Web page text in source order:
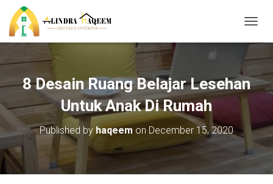
O
L
E
V
A
8 Desain Ruang Belajar Lesehan
Untuk Anak Di Rumah
Published by haqeem on December 15, 2020